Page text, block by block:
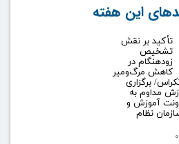
تأکید بر نقش
تشخیص
زودهنگام در
کاهش مرگ‌ومیر
برگزاری
مداوم به
آموزش و
نظام
این هفته